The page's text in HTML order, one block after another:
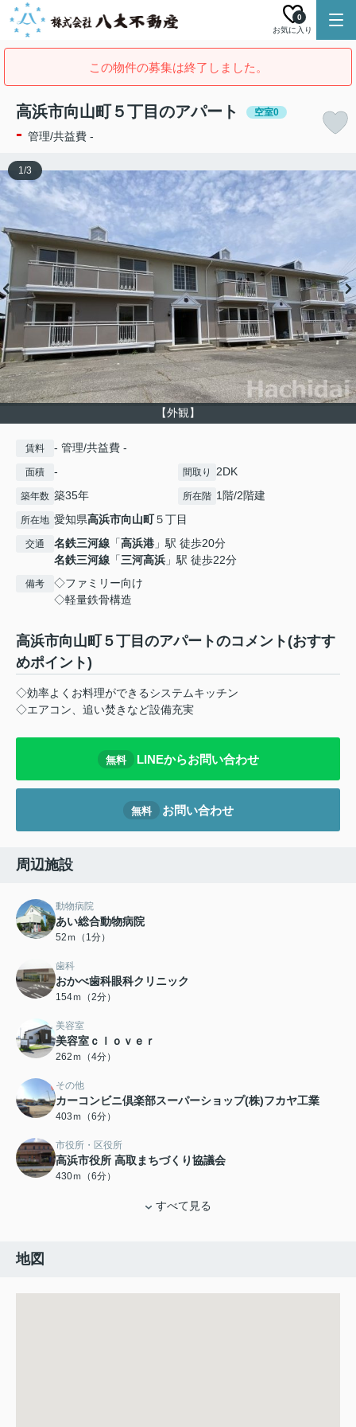
お気に入り
0
この物件の募集は終了しました。
高浜市向山町５丁目のアパート 空室0
- 管理/共益費 -
【外観】
1/3
賃料 - 管理/共益費 -
面積 - 間取り 2DK
築年数 築35年 所在階 1階/2階建
所在地 愛知県高浜市向山町５丁目
交通 名鉄三河線 「高浜港 」駅 徒歩20分
名鉄三河線 「三河高浜 」駅 徒歩22分
備考
◇ファミリー向け
◇軽量鉄骨構造
高浜市向山町５丁目のアパートのコメント(おすす
めポイント)
◇効率よくお料理ができるシステムキッチン
◇エアコン、追い焚きなど設備充実
無料 LINEからお問い合わせ
無料 お問い合わせ
周辺施設
動物病院
あい総合動物病院
52ｍ（1分）
歯科
おかべ歯科眼科クリニック
154ｍ（2分）
美容室
美容室ｃｌｏｖｅｒ
262ｍ（4分）
その他
カーコンビニ倶楽部スーパーショップ(株)フカヤ工業
403ｍ（6分）
市役所・区役所
高浜市役所 高取まちづくり協議会
430ｍ（6分）
すべて見る
地図